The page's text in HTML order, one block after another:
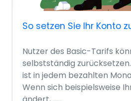
So setzen Sie Ihr Konto
Nutzer des Basic-Tarifs
selbstständig
ist in jedem bezahlten
Wenn sich beispielsweise